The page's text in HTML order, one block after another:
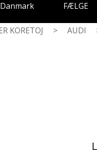
FÆLGE
KORETOJ > AUDI